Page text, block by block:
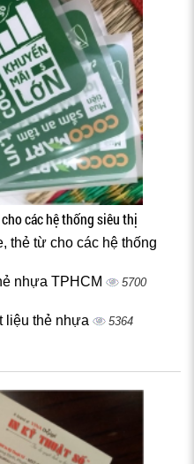
các hệ thống siêu thị
thẻ từ cho các hệ thống
nhựa TPHCM 5700
liệu thẻ nhựa 5364